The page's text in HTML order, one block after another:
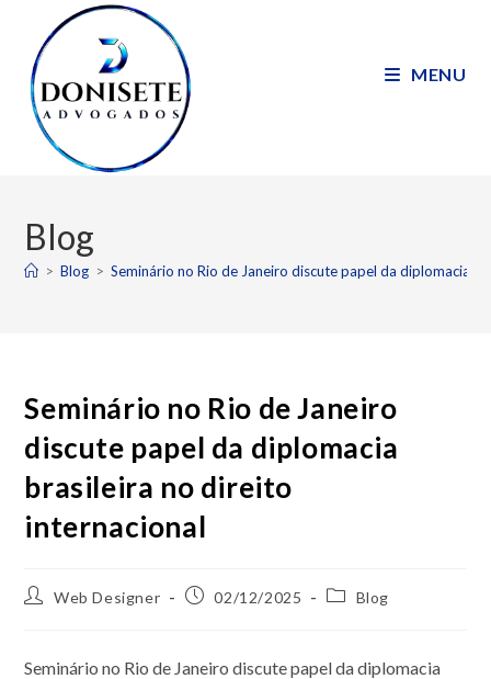
MENU
Blog
> Blog > Seminário no Rio de Janeiro discute papel da diplomacia
Seminário no Rio de Janeiro
discute papel da diplomacia
brasileira no direito
internacional
Web Designer 02/12/2025 Blog
Seminário no Rio de Janeiro discute papel da diplomacia